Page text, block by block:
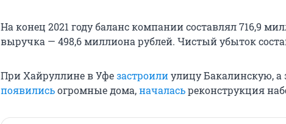
На конец 2021 году баланс компании составлял 716,9
выручка — 498,6 миллиона рублей. Чистый убыток
При Хайруллине в Уфезастроилиулицу Бакалинскую, а
появилисьогромные дома,началасьреконструкция